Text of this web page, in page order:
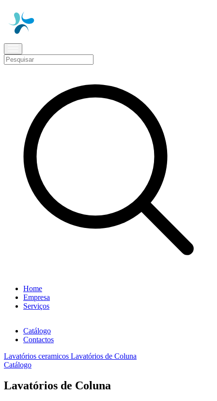
Home
Empresa
Serviços
Catálogo
Contactos
Lavatórios ceramicos Lavatórios de Coluna
Catálogo
Lavatórios de Coluna